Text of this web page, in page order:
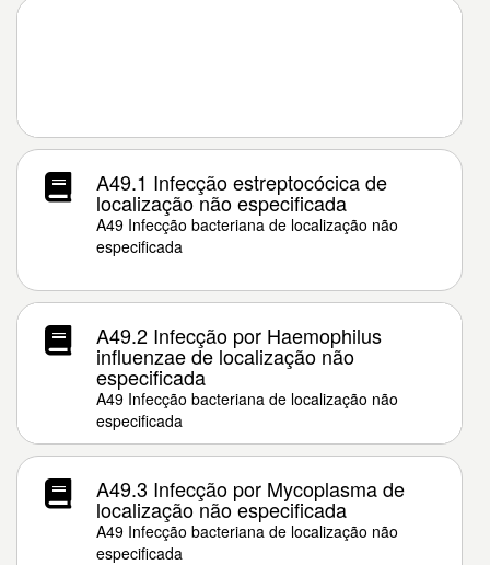
A49.1 Infecção estreptocócica de
localização não especificada
A49 Infecção bacteriana de localização não
especificada
A49.2 Infecção por Haemophilus
influenzae de localização não
especificada
A49 Infecção bacteriana de localização não
especificada
A49.3 Infecção por Mycoplasma de
localização não especificada
A49 Infecção bacteriana de localização não
especificada